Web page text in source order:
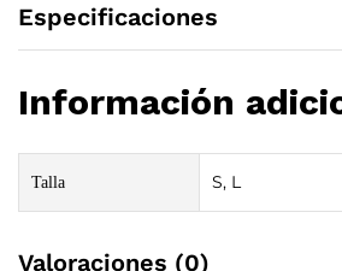
Especificaciones
Información
Talla S, L
Valoraciones (0)